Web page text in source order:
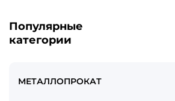
Популярные
категории
МЕТАЛЛОПРОКАТ